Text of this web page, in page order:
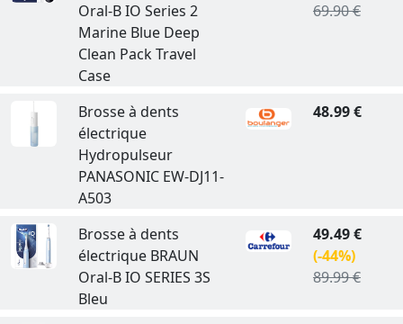
Oral-B IO Series 2
Marine Blue Deep
Clean Pack Travel
Case
69.90 €
Brosse à dents
électrique
Hydropulseur
PANASONIC EW-DJ11-
A503
48.99 €
Brosse à dents
électrique BRAUN
Oral-B IO SERIES 3S
Bleu
49.49 €
(-44%)
89.99 €